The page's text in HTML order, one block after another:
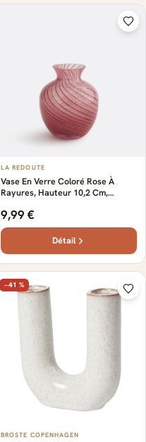
LA REDOUTE
Vase En Verre Coloré Rose À
Rayures, Hauteur 10,2 Cm,
9,99 €
Détail
−41 %
BROSTE COPENHAGEN